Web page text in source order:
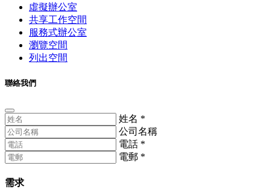
虛擬辦公室
共享工作空間
服務式辦公室
瀏覽空間
列出空間
聯絡我們
姓名 *
公司名稱
電話 *
電郵 *
需求